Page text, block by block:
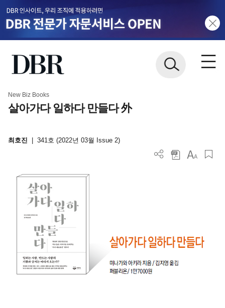
New Biz Books
살아가다 일하다 만들다 外
최호진 341호 (2022년 03월 Issue 2)